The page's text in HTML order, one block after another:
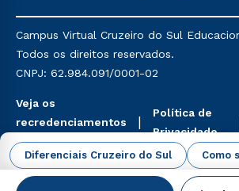
Diferenciais Cruzeiro do Sul Como
mencionadas são referentes aos
Religioso, Geografia para a Docência
do Ensino de História: Questões
Campus Virtual Cruzeiro do Sul
Todos os direitos reservados.
CNPJ: 62.984.091/0001-02
Veja os
recredenciamentos
aqui
Política de
Privacidade